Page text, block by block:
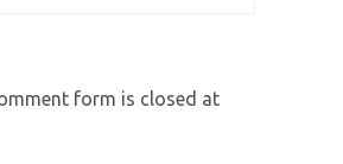
form is closed at